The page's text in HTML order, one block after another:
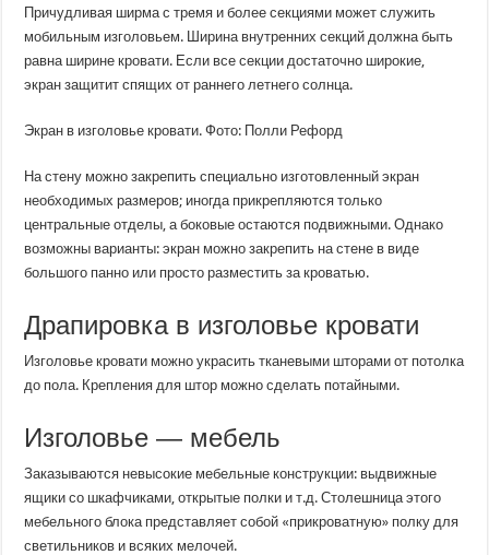
Причудливая ширма с тремя и более секциями может служить
мобильным изголовьем. Ширина внутренних секций должна быть
равна ширине кровати. Если все секции достаточно широкие,
экран защитит спящих от раннего летнего солнца.
Экран в изголовье кровати. Фото: Полли Рефорд
На стену можно закрепить специально изготовленный экран
необходимых размеров; иногда прикрепляются только
центральные отделы, а боковые остаются подвижными. Однако
возможны варианты: экран можно закрепить на стене в виде
большого панно или просто разместить за кроватью.
Драпировка в изголовье кровати
Изголовье кровати можно украсить тканевыми шторами от потолка
до пола. Крепления для штор можно сделать потайными.
Изголовье — мебель
Заказываются невысокие мебельные конструкции: выдвижные
ящики со шкафчиками, открытые полки и т.д. Столешница этого
мебельного блока представляет собой «прикроватную» полку для
светильников и всяких мелочей.